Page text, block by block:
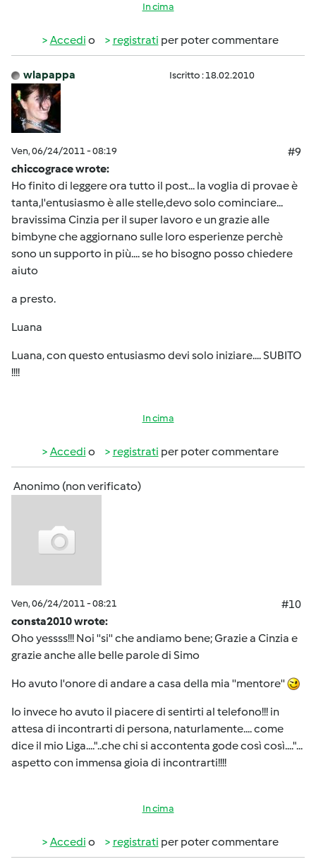
In cima
Accedi o registrati per poter commentare
wlapappa Iscritto : 18.02.2010
Ven, 06/24/2011 - 08:19
#9
chiccograce wrote:
Ho finito di leggere ora tutto il post... la voglia di provae è
tanta,l'entusiasmo è alle stelle,devo solo cominciare...
bravissima Cinzia per il super lavoro e un grazie alle
bimbyne che aggiornano sulle loro esperienze perchè
sono un supporto in più.... se ho bisogno posso chiedere
aiuto
a presto.
Luana
Luana, con questo entusiasmo devi solo iniziare.... SUBITO
!!!!
In cima
Accedi o registrati per poter commentare
Anonimo (non verificato)
Ven, 06/24/2011 - 08:21
#10
consta2010 wrote:
Oho yessss!!! Noi ''si'' che andiamo bene; Grazie a Cinzia e
grazie anche alle belle parole di Simo
Ho avuto l'onore di andare a casa della mia ''mentore''
Io invece ho avuto il piacere di sentirti al telefono!!! in
attesa di incontrarti di persona, naturlamente.... come
dice il mio Liga...."..che chi si accontenta gode così così...."...
aspetto con immensa gioia di incontrarti!!!!
In cima
Accedi o registrati per poter commentare